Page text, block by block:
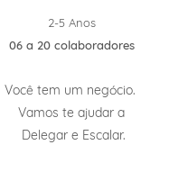
2-5 Anos
06 a 20 colaboradores
Você tem um negócio.
Vamos te ajudar a
Delegar e Escalar.